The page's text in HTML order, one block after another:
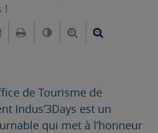
!
Facebook
sur Twitter
Envoyer par e-mail
ImprimerChanger leAgrandir le
de Tourisme de
Indus’3Days est un
qui met à l’honneur